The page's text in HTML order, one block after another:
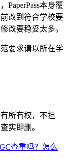
PaperPass本身覆
改到符合学校要
改要稳妥太多。
要求请以所在学
所有权，不担
实即删。
查重吗？怎么